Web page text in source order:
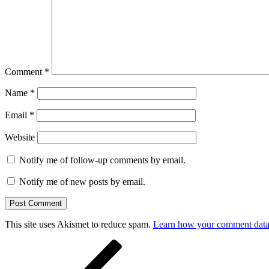
Comment *
Name *
Email *
Website
Notify me of follow-up comments by email.
Notify me of new posts by email.
This site uses Akismet to reduce spam. Learn how your comment